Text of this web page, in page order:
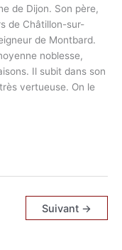
de Dijon. Son père,
de Châtillon-sur-
de Montbard.
noblesse,
Il subit dans son
vertueuse. On le
Suivant →